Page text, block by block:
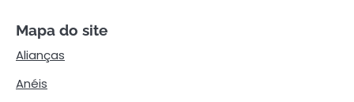
Mapa do site
Alianças
Anéis